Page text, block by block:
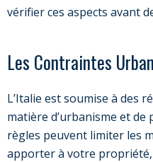
vérifier ces aspects avant
Les Contraintes
L’Italie est soumise à des
matière d’urbanisme et de
règles peuvent limiter les
apporter à votre propriété,